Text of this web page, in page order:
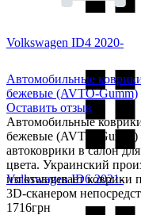
Volkswagen ID4 2020-
Volkswagen ID6 2021-
Автомобильные
бежевые (AVTO-Gumm)
Оставить отзыв
Автомобильные
бежевые (AVTO-
автоковрики в салон
цвета. Украинский
изготавливает
3D-сканером
1716грн